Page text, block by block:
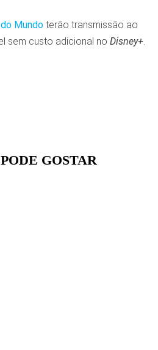
Mundoterão transmissão ao
sem custo adicional no Disney+.
GOSTAR